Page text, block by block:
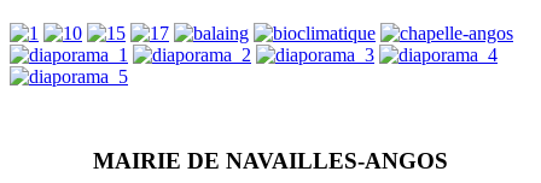
MAIRIE DE NAVAILLES-ANGOS